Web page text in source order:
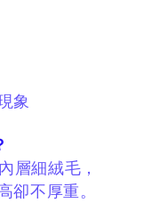
象
層細絨毛，
卻不厚重。